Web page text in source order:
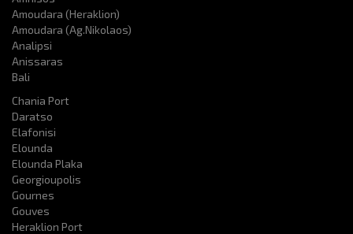
Amoudara (Heraklion)
Amoudara (Ag.Nikolaos)
Analipsi
Anissaras
Bali
Chania Port
Daratso
Elafonisi
Elounda
Elounda Plaka
Georgioupolis
Gournes
Gouves
Heraklion Port